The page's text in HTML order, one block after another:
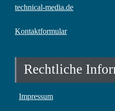
technical-media.de
Kontaktformular
Rechtliche
Impressum